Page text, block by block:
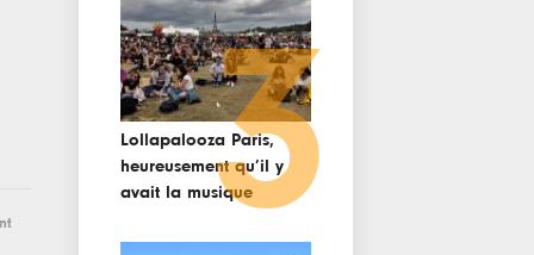
Lollapalooza Paris,
heureusement qu’il y
avait la musique3